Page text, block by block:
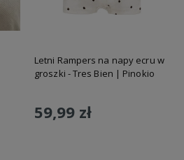
Letni Rampers na napy ecru w
groszki - Tres Bien | Pinokio
59,99 zł